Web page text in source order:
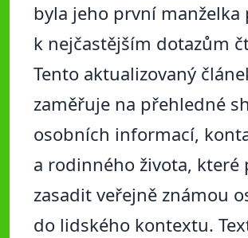
byla jeho první manželka
k nejčastějším dotazům
Tento aktualizovaný
zaměřuje na přehledné
osobních informací,
a rodinného života, které
zasadit veřejně známou
do lidského kontextu.